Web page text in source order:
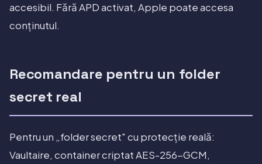
accesibil. Fără APD activat, Apple poate accesa
conținutul.
Recomandare pentru un folder
secret real
Pentru un „folder secret" cu protecție reală:
Vaultaire, container criptat AES-256-GCM,